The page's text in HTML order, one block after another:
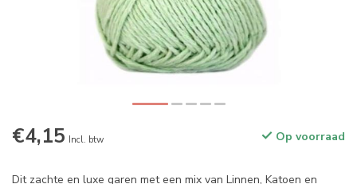
€4,15 Incl. btw Op voorraad
Dit zachte en luxe garen met een mix van Linnen, Katoen en